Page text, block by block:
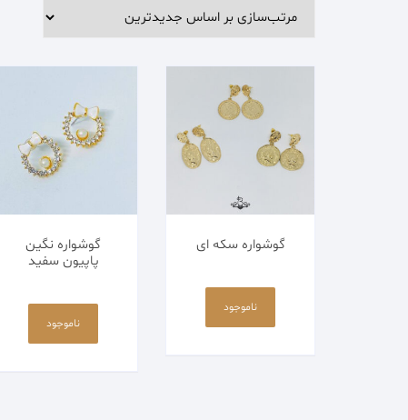
گوشواره
اکسسوری
پابند
کالکشن مردانه
زیورآلات استیل
زیورآلات پلیمری
زیورآلات مکرومه
زیورآلات منجوقی
گوشواره سکه ای
ناموجود
این
دارای
گوشواره نگین
پاپیون سفید
ناموجود